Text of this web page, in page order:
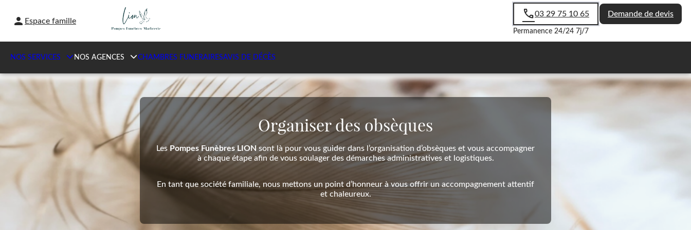
Espace famille
Permanence 24/24 7j/7
03 29 75 10 65 Demande de devis
NOS SERVICES NOS AGENCES CHAMBRES FUNERAIRESAVIS DE DÉCÈS
Organiser des obsèques
Les Pompes Funèbres LION sont là pour vous guider dans l’organisation d’obsèques et vous accompagner
à chaque étape afin de vous soulager des démarches administratives et logistiques.
En tant que société familiale, nous mettons un point d’honneur à vous offrir un accompagnement attentif
et chaleureux.